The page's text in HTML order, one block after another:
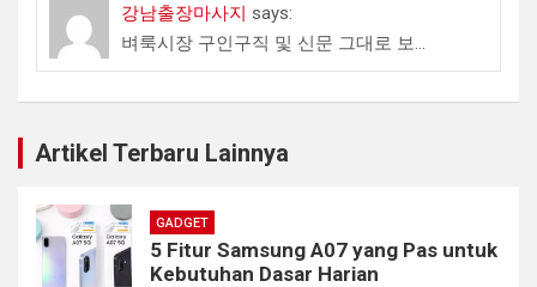
강남출장마사지 says:
벼룩시장 구인구직 및 신문 그대로 보...
Artikel Terbaru Lainnya
GADGET
5 Fitur Samsung A07 yang Pas untuk
Kebutuhan Dasar Harian